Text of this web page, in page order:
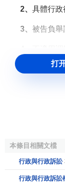
2、 具體行政
3、 被告負舉
審查具
行政訴訟的
西方國家的行
一種是以法國
打
本條目相關文檔
行政與行政訴訟
行政與行政訴訟